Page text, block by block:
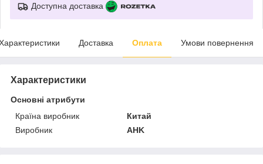
Доступна доставка
Доставка Оплата Умови повернення
Характеристики
Основні атрибути
Країна виробник
Китай
Виробник
AHK